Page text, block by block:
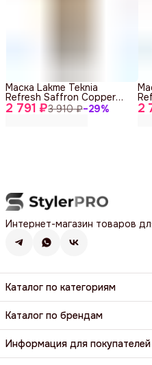
2 791 ₽3 910 ₽−29%
Маска Lakme Teknia
Refresh Saffron Copper
250 ml 2
ml
Интернет-магазин товаров
Каталог по категориям
Фены, фен-щетки, аксессуары
Машинки, триммеры, шейверы
Щипцы, плойки, стайлеры
Парикмахерские ножницы и
Каталог по брендам
BaByliss Pro
Dewal
Harizma
Информация для покупателей
Доставка и оплата